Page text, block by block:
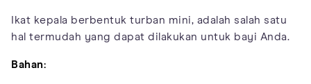
Ikat kepala berbentuk turban mini, adalah salah satu
hal termudah yang dapat dilakukan untuk bayi Anda.
Bahan: